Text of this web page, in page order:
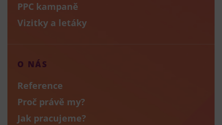
PPC kampaně
Vizitky a letáky
O NÁS
Reference
Proč právě my?
Jak pracujeme?